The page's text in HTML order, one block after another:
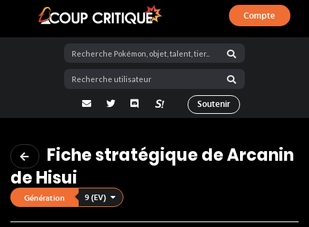
Coup Critique
Compte
adresse email
Twitter Discord La Salty Room sur Pokémon
Soutenir
Fiche stratégique de Arcanin
de Hisui
Génération 9 (EV)